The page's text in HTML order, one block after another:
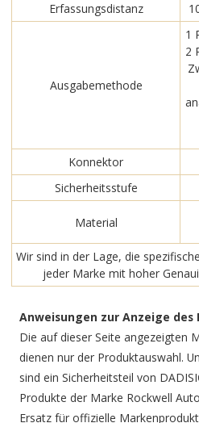
Erfassungsdistanz
Ausgabemethode
1
2
Konnektor
Sicherheitsstufe
Material
Wir sind in der Lage, die
jeder Marke mit hoher
Anweisungen zur Anzeige
Die auf dieser Seite angezeigten
dienen nur der Produktauswahl.
sind ein Sicherheitsteil von
Produkte der Marke Rockwell
Ersatz für offizielle